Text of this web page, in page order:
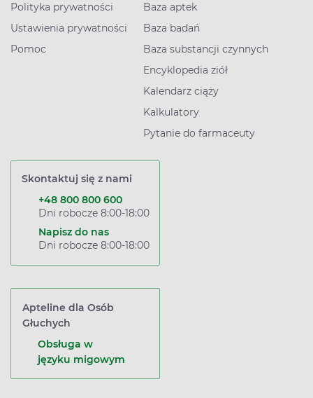
Polityka prywatności
Ustawienia prywatności
Pomoc
Baza aptek
Baza badań
Baza substancji czynnych
Encyklopedia ziół
Kalendarz ciąży
Kalkulatory
Pytanie do farmaceuty
Skontaktuj się z nami
+48 800 800 600
Dni robocze 8:00-18:00
Napisz do nas
Dni robocze 8:00-18:00
Apteline dla Osób
Głuchych
Obsługa w
języku migowym